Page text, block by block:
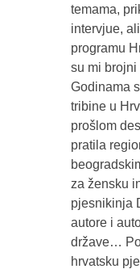
temama,
intervjue,
programu
su mi brojni
Godinama
tribine u
prošlom
pratila
za žensku
pjesnikinja
autore i
države…
hrvatsku